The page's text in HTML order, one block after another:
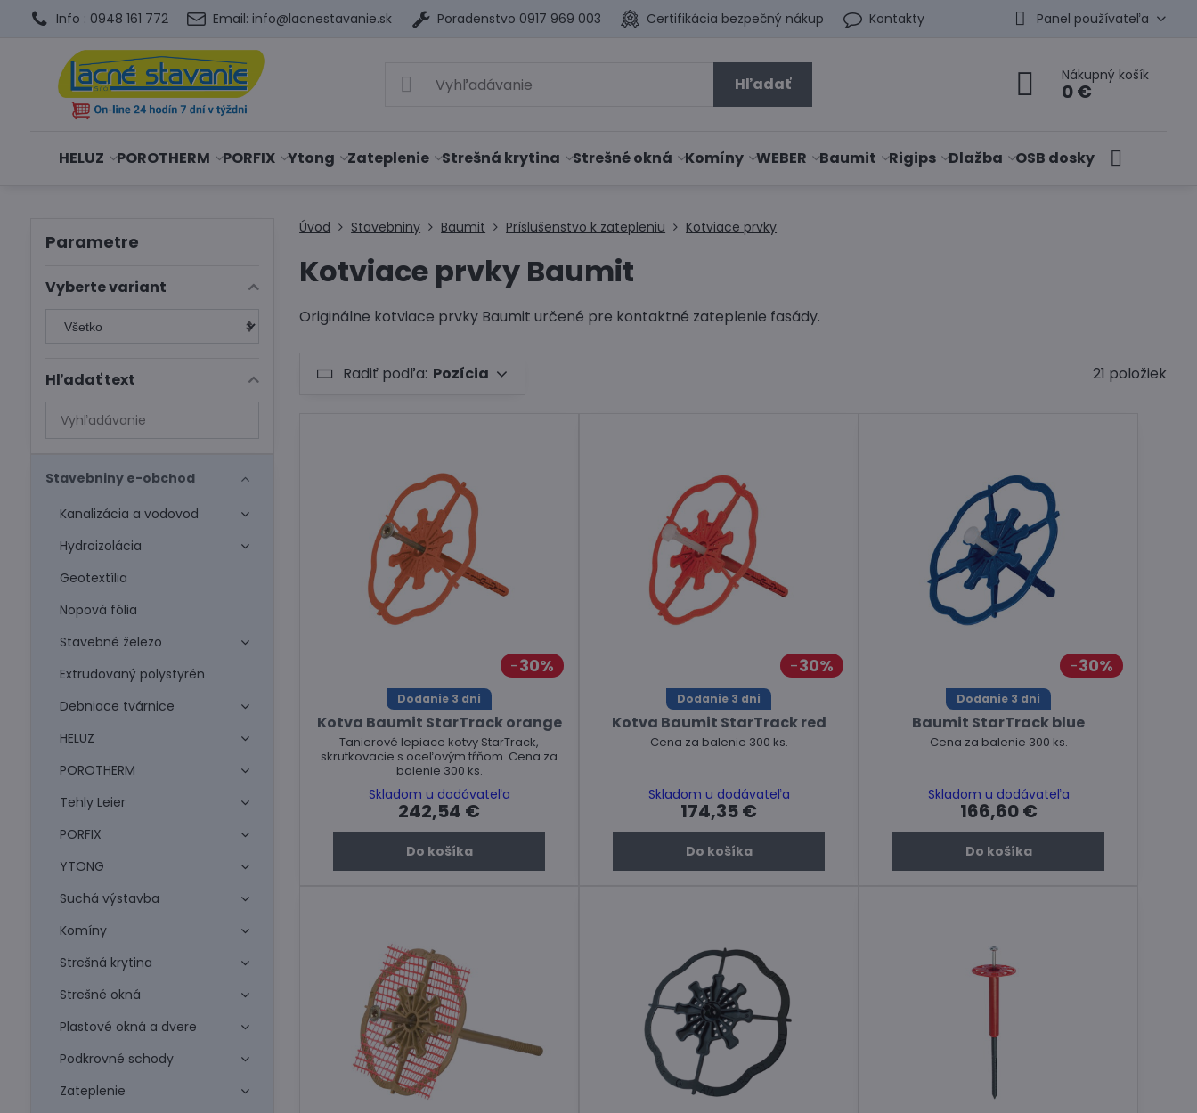
Info : 0948 161 772 Email: info@lacnestavanie.sk Poradenstvo 0917 969 003 Certifikácia bezpečný nákup Kontakty Panel používateľa
Hľadať Nákupný košík
0 €
HELUZ POROTHERM PORFIX Ytong Zateplenie Strešná krytina Strešné okná Komíny WEBER Baumit Rigips Dlažba OSB dosky
Úvod Stavebniny Baumit Príslušenstvo k zatepleniu Kotviace prvky
Kotviace prvky Baumit
Originálne kotviace prvky Baumit určené pre kontaktné zateplenie fasády.
Radiť podľa: Pozícia 21 položiek
30%
Dodanie 3 dni
Kotva Baumit StarTrack orange
Tanierové lepiace kotvy StarTrack,
skrutkovacie s oceľovým tŕňom. Cena za
balenie 300 ks.
Skladom u dodávateľa
242,54 €
Do košíka
30%
Dodanie 3 dni
Kotva Baumit StarTrack red
Cena za balenie 300 ks.
Skladom u dodávateľa
174,35 €
Do košíka
30%
Dodanie 3 dni
Baumit StarTrack blue
Cena za balenie 300 ks.
Skladom u dodávateľa
166,60 €
Do košíka
Parametre
Vyberte variant
Hľadať text
Prehľadať
výsledky
fulltextom
Stavebniny e-obchod
Kanalizácia a vodovod
Hydroizolácia
Geotextília
Nopová fólia
Stavebné železo
Extrudovaný polystyrén
Debniace tvárnice
HELUZ
POROTHERM
Tehly Leier
PORFIX
YTONG
Suchá výstavba
Komíny
Strešná krytina
Strešné okná
Plastové okná a dvere
Podkrovné schody
Zateplenie